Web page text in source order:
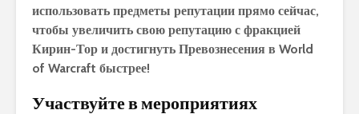
использовать предметы репутации прямо сейчас,
чтобы увеличить свою репутацию с фракцией
Кирин-Тор и достигнуть Превознесения в World
of Warcraft быстрее!
Участвуйте в мероприятиях